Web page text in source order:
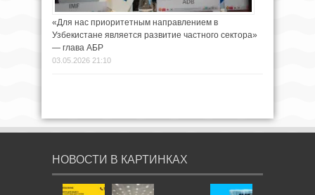
«Для нас приоритетным направлением в
Узбекистане является развитие частного сектора»
— глава АБР
03.05.2026 21:10
НОВОСТИ В КАРТИНКАХ